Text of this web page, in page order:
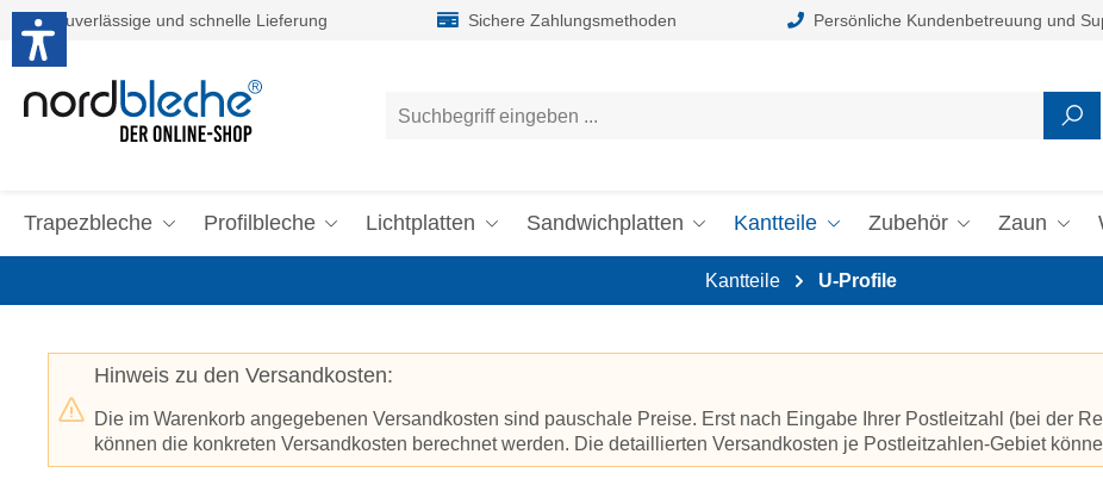
Hauptinhalt springen
Zur Suche springen
Zuverlässige und schnelle Lieferung Sichere Zahlungsmethoden Persönliche Kundenbetreuung und
Trapezbleche Profilbleche Lichtplatten Sandwichplatten Kantteile Zubehör Zaun
Kantteile U-Profile
Hinweis zu den Versandkosten:
Die im Warenkorb angegebenen Versandkosten sind pauschale Preise. Erst nach Eingabe Ihrer Postleitzahl (bei der
können die konkreten Versandkosten berechnet werden. Die detaillierten Versandkosten je Postleitzahlen-Gebiet